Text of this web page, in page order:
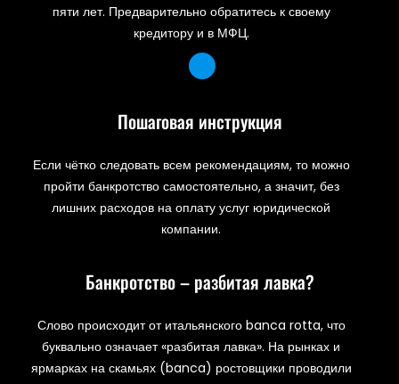
пяти лет. Предварительно обратитесь к своему
кредитору и в МФЦ.
Пошаговая инструкция
Если чётко следовать всем рекомендациям, то можно
пройти банкротство самостоятельно, а значит, без
лишних расходов на оплату услуг юридической
компании.
Банкротство – разбитая лавка?
Слово происходит от итальянского banca rotta, что
буквально означает «разбитая лавка». На рынках и
ярмарках на скамьях (banca) ростовщики проводили